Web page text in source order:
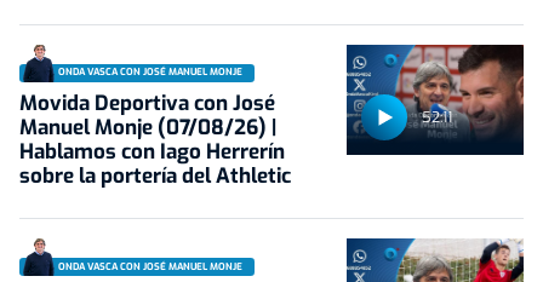
52:11
ONDA VASCA CON JOSÉ MANUEL MONJE
Movida Deportiva con José
Manuel Monje (07/08/26) |
Hablamos con Iago Herrerín
sobre la portería del Athletic
ONDA VASCA CON JOSÉ MANUEL MONJE